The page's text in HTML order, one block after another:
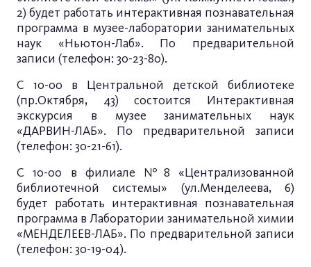
2) будет работать интерактивная познавательная
программа в музее-лаборатории занимательных
наук «Ньютон-Лаб». По предварительной
записи (телефон: 30-23-80).
С 10-00 в Центральной детской библиотеке
(пр.Октября, 43) состоится Интерактивная
экскурсия в музее занимательных наук
«ДАРВИН-ЛАБ». По предварительной записи
(телефон: 30-21-61).
С 10-00 в филиале №8 «Централизованной
библиотечной системы» (ул.Менделеева, 6)
будет работать интерактивная познавательная
программа в Лаборатории занимательной химии
«МЕНДЕЛЕЕВ-ЛАБ». По предварительной записи
(телефон: 30-19-04).